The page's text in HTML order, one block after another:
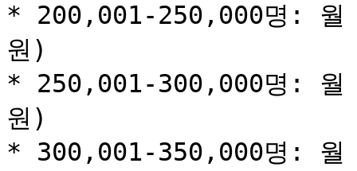
* 200,001-250,000명:
원)
* 250,001-300,000명:
원)
* 300,001-350,000명: